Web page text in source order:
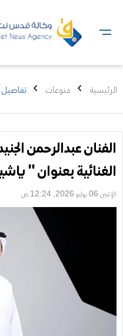
الرئيسية منوعات تفاصيل
الفنان عبدالرحمن
الغنائية بعنوان "
الإثنين 06 يوليو 2026, 12:24 ص